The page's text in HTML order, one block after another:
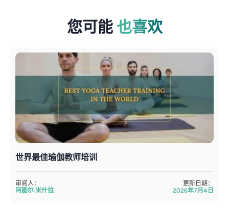
您可能 也喜欢
世界最佳瑜伽教师培训
审阅人：
阿图尔·米什拉
更新日期：
2026年7月4日